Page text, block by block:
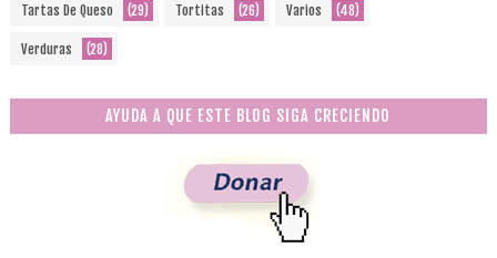
Tartas De Queso (29) Tortitas (26) Varios (48)
Verduras (28)
AYUDA A QUE ESTE BLOG SIGA CRECIENDO